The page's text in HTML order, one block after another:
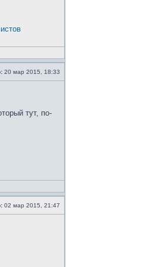
20 мар 2015, 18:33
тут, по-
02 мар 2015, 21:47